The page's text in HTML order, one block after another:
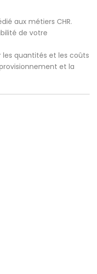
aux métiers CHR.
de votre
les quantités et les coûts
et la